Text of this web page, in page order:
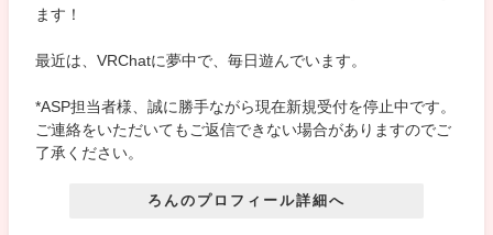
ます！
最近は、VRChatに夢中で、毎日遊んでいます。
*ASP担当者様、誠に勝手ながら現在新規受付を停止中です。
ご連絡をいただいてもご返信できない場合がありますのでご
了承ください。
ろんのプロフィール詳細へ